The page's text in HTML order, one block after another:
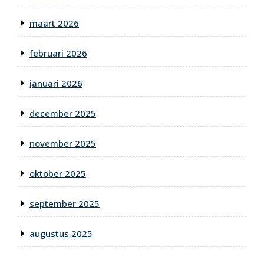
maart 2026
februari 2026
januari 2026
december 2025
november 2025
oktober 2025
september 2025
augustus 2025